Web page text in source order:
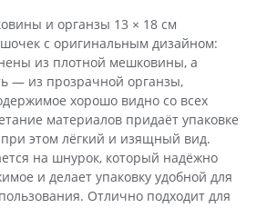
и органзы 13 × 18 см
с оригинальным дизайном:
из плотной мешковины, а
— из прозрачной органзы,
хорошо видно со всех
материалов придаёт упаковке
этом лёгкий и изящный вид.
на шнурок, который надёжно
и делает упаковку удобной для
Отлично подходит для